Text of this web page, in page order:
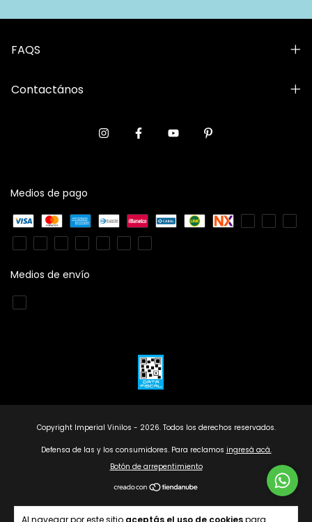
Al navegar por este sitio aceptás el uso de cookiespara
FAQS
Contactános
Medios de pago
Medios de envío
Copyright Imperial Vinilos - 2026. Todos los derechos reservados.
Defensa de las y los consumidores. Para reclamos ingresá acá.
Botón de arrepentimiento